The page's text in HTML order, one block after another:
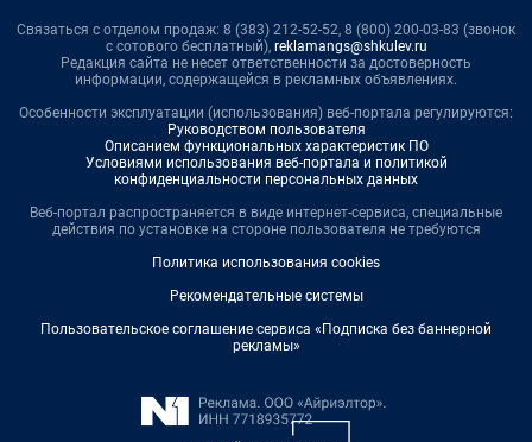
Связаться с отделом продаж: 8 (383) 212-52-52, 8 (800) 200-03-83 (звонок
с сотового бесплатный), reklamangs@shkulev.ru
Редакция сайта не несет ответственности за достоверность
информации, содержащейся в рекламных объявлениях.
Особенности эксплуатации (использования) веб-портала регулируются:
Руководством пользователя
Описанием функциональных характеристик ПО
Условиями использования веб-портала и политикой
конфиденциальности персональных данных
Веб-портал распространяется в виде интернет-сервиса, специальные
действия по установке на стороне пользователя не требуются
Политика использования cookies
Рекомендательные системы
Пользовательское соглашение сервиса «Подписка без баннерной
рекламы»